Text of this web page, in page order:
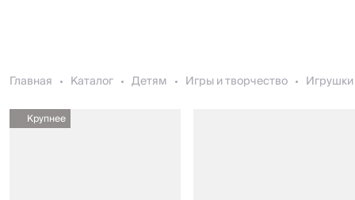
Главная Каталог Детям Игры и творчество
Крупнее